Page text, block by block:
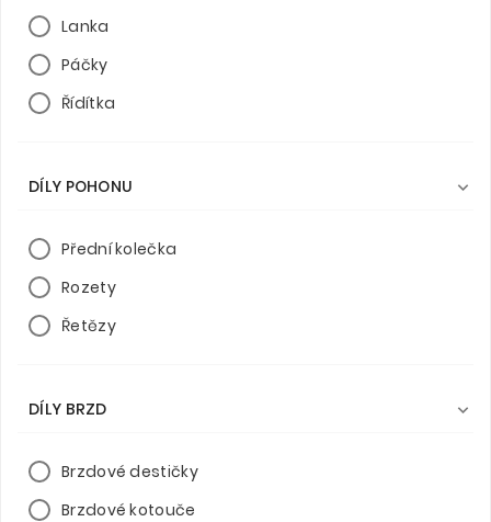
Lanka
Páčky
Řídítka
DÍLY POHONU 
Přední kolečka
Rozety
Řetězy
DÍLY BRZD 
Brzdové destičky
Brzdové kotouče